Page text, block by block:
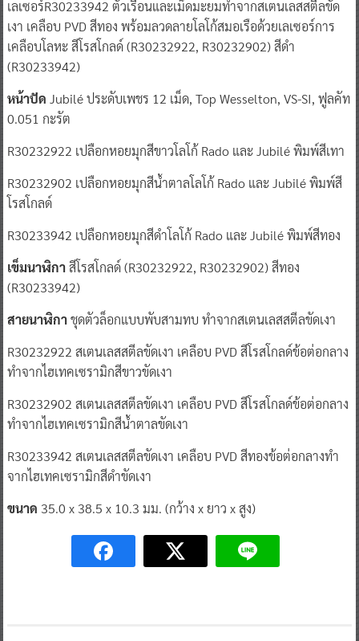
เลเซอร์R30233942 ตัวเรือนและเม็ดมะยมทำจากสเตนเลสสตีลขัด
เงา เคลือบ PVD สีทอง พร้อมลวดลายโลโก้สมอเรือด้วยเลเซอร์การ
เคลือบโลหะ สีโรสโกลด์ (R30232922, R30232902) สีดำ
(R30233942)
หน้าปัด Jubilé ประดับเพชร 12 เม็ด, Top Wesselton, VS-SI, ฟูลคัท
0.051 กะรัต
R30232922 เปลือกหอยมุกสีขาวโลโก้ Rado และ Jubilé พิมพ์สีเทา
R30232902 เปลือกหอยมุกสีน้ำตาลโลโก้ Rado และ Jubilé พิมพ์สี
โรสโกลด์
R30233942 เปลือกหอยมุกสีดำโลโก้ Rado และ Jubilé พิมพ์สีทอง
เข็มนาฬิกาสีโรสโกลด์ (R30232922, R30232902) สีทอง
(R30233942)
สายนาฬิกาชุดตัวล็อกแบบพับสามทบ ทำจากสเตนเลสสตีลขัดเงา
R30232922 สเตนเลสสตีลขัดเงา เคลือบ PVD สีโรสโกลด์ข้อต่อกลาง
ทำจากไฮเทคเซรามิกสีขาวขัดเงา
R30232902 สเตนเลสสตีลขัดเงา เคลือบ PVD สีโรสโกลด์ข้อต่อกลาง
ทำจากไฮเทคเซรามิกสีน้ำตาลขัดเงา
R30233942 สเตนเลสสตีลขัดเงา เคลือบ PVD สีทองข้อต่อกลางทำ
จากไฮเทคเซรามิกสีดำขัดเงา
ขนาด 35.0 x 38.5 x 10.3 มม. (กว้าง x ยาว x สูง)